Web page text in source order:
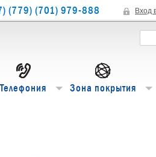
(779) (701) 979-888 Вход
Телефония Зона покрытия